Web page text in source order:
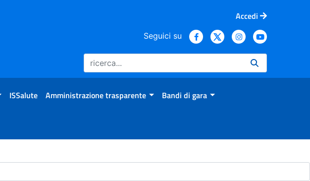
Accedi
Seguici su
ISSalute Amministrazione trasparente Bandi di gara